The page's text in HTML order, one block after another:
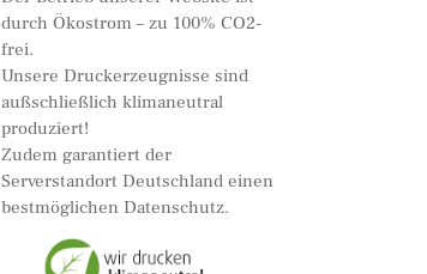
durch Ökostrom – zu 100% CO2-
frei.
Unsere Druckerzeugnisse sind
außschließlich klimaneutral
produziert!
Zudem garantiert der
Serverstandort Deutschland einen
bestmöglichen Datenschutz.